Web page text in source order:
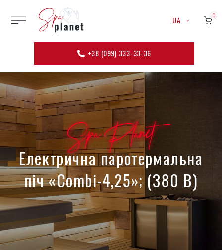
+38 (099) 333-33-36
UA 0
Spa Planet
Електрична паротермальна
піч «Combi-4,25»; (380 В)